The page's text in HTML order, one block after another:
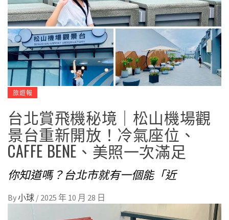
旅遊報
台北賞飛機秘境｜松山機場觀
景台重新開放！冷氣座位、
CAFFE BENE、美照一次滿足
你知道嗎？台北市就有一個能「近
By小球 / 2025 年 10 月 28 日